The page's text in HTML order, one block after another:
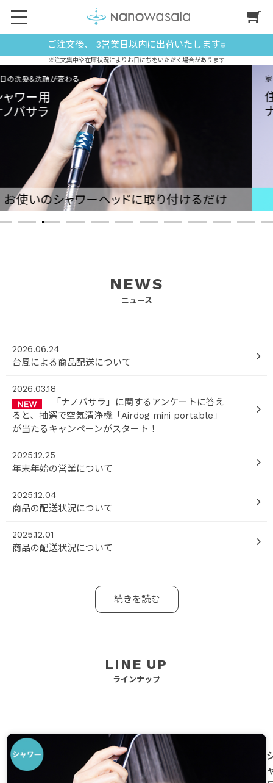
ご注文後、 3営業日以内に出荷いたします※
※注文集中や在庫状況によりお日にちをいただく場合があります
1 2 3 4 5 6 7 8 9
NEWS
ニュース
2026.06.24
台風による商品配送について
2026.03.18
「ナノバサラ」に関するアンケートに答え
ると、抽選で空気清浄機「Airdog mini portable」
が当たるキャンペーンがスタート！
2025.12.25
年末年始の営業について
2025.12.04
商品の配送状況について
2025.12.01
商品の配送状況について
続きを読む
LINE UP
ラインナップ